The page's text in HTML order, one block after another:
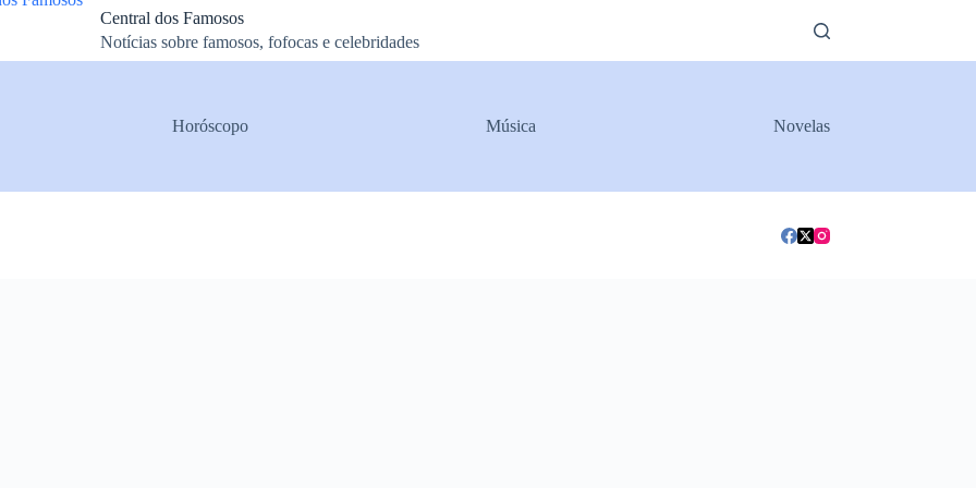
Central dos Famosos
Notícias sobre famosos, fofocas e celebridades
Horóscopo Música Novelas